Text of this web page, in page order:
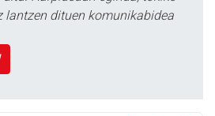
lantzen dituen komunikabidea